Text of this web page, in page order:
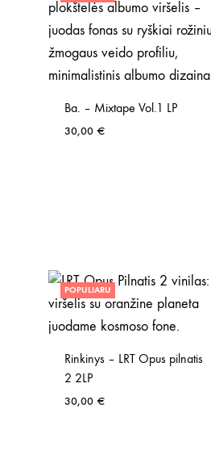
Ba. – Mixtape Vol.1 LP
30,00 €
POPULIARU
Rinkinys – LRT Opus pilnatis
2 2LP
30,00 €